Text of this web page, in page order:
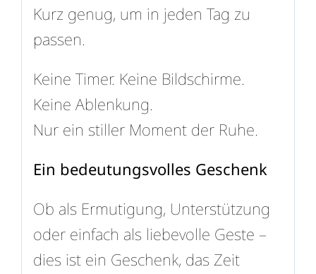
Kurz genug, um in jeden Tag zu
passen.
Keine Timer. Keine Bildschirme.
Keine Ablenkung.
Nur ein stiller Moment der Ruhe.
Ein bedeutungsvolles Geschenk
Ob als Ermutigung, Unterstützung
oder einfach als liebevolle Geste –
dies ist ein Geschenk, das Zeit